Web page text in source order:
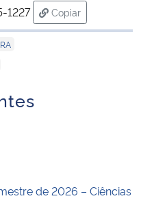
1227
Copiar
para área de
de 2026 – Ciências